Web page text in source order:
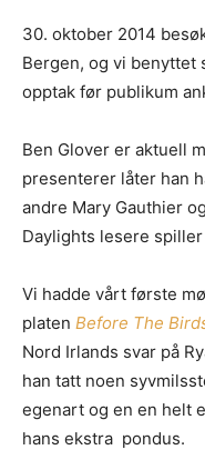
30. oktober 2014
Bergen, og vi benyttet
opptak før publikum
Ben Glover er aktuell
presenterer låter han
andre Mary Gauthier
Daylights lesere
Vi hadde vårt første
platen Before The
Nord Irlands svar på
han tatt noen
egenart og en en helt
hans ekstra pondus.